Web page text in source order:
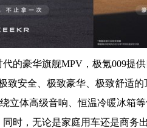
的豪华旗舰MPV，极氪009提
致安全、极致豪华、极致舒适
立体高级音响、恒温冷暖冰箱
时，无论是家庭用车还是商务